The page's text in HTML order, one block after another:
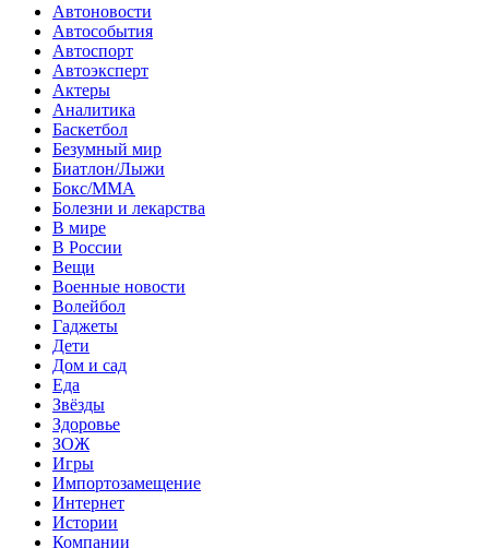
Автоновости
Автособытия
Автоспорт
Автоэксперт
Актеры
Аналитика
Баскетбол
Безумный мир
Биатлон/Лыжи
Бокс/MMA
Болезни и лекарства
В мире
В России
Вещи
Военные новости
Волейбол
Гаджеты
Дети
Дом и сад
Еда
Звёзды
Здоровье
ЗОЖ
Игры
Импортозамещение
Интернет
Истории
Компании